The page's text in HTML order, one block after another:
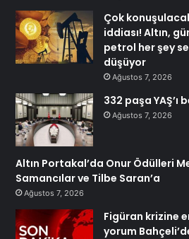
Çok
iddiası! Altın,
petrol her şey
düşüyor
Ağustos 7, 2026
332 paşa YAŞ’ı
Ağustos 7, 2026
Altın Portakal’da Onur Ödülleri
Samancılar ve Tilbe Saran’a
Ağustos 7, 2026
Figüran krizine
yorum